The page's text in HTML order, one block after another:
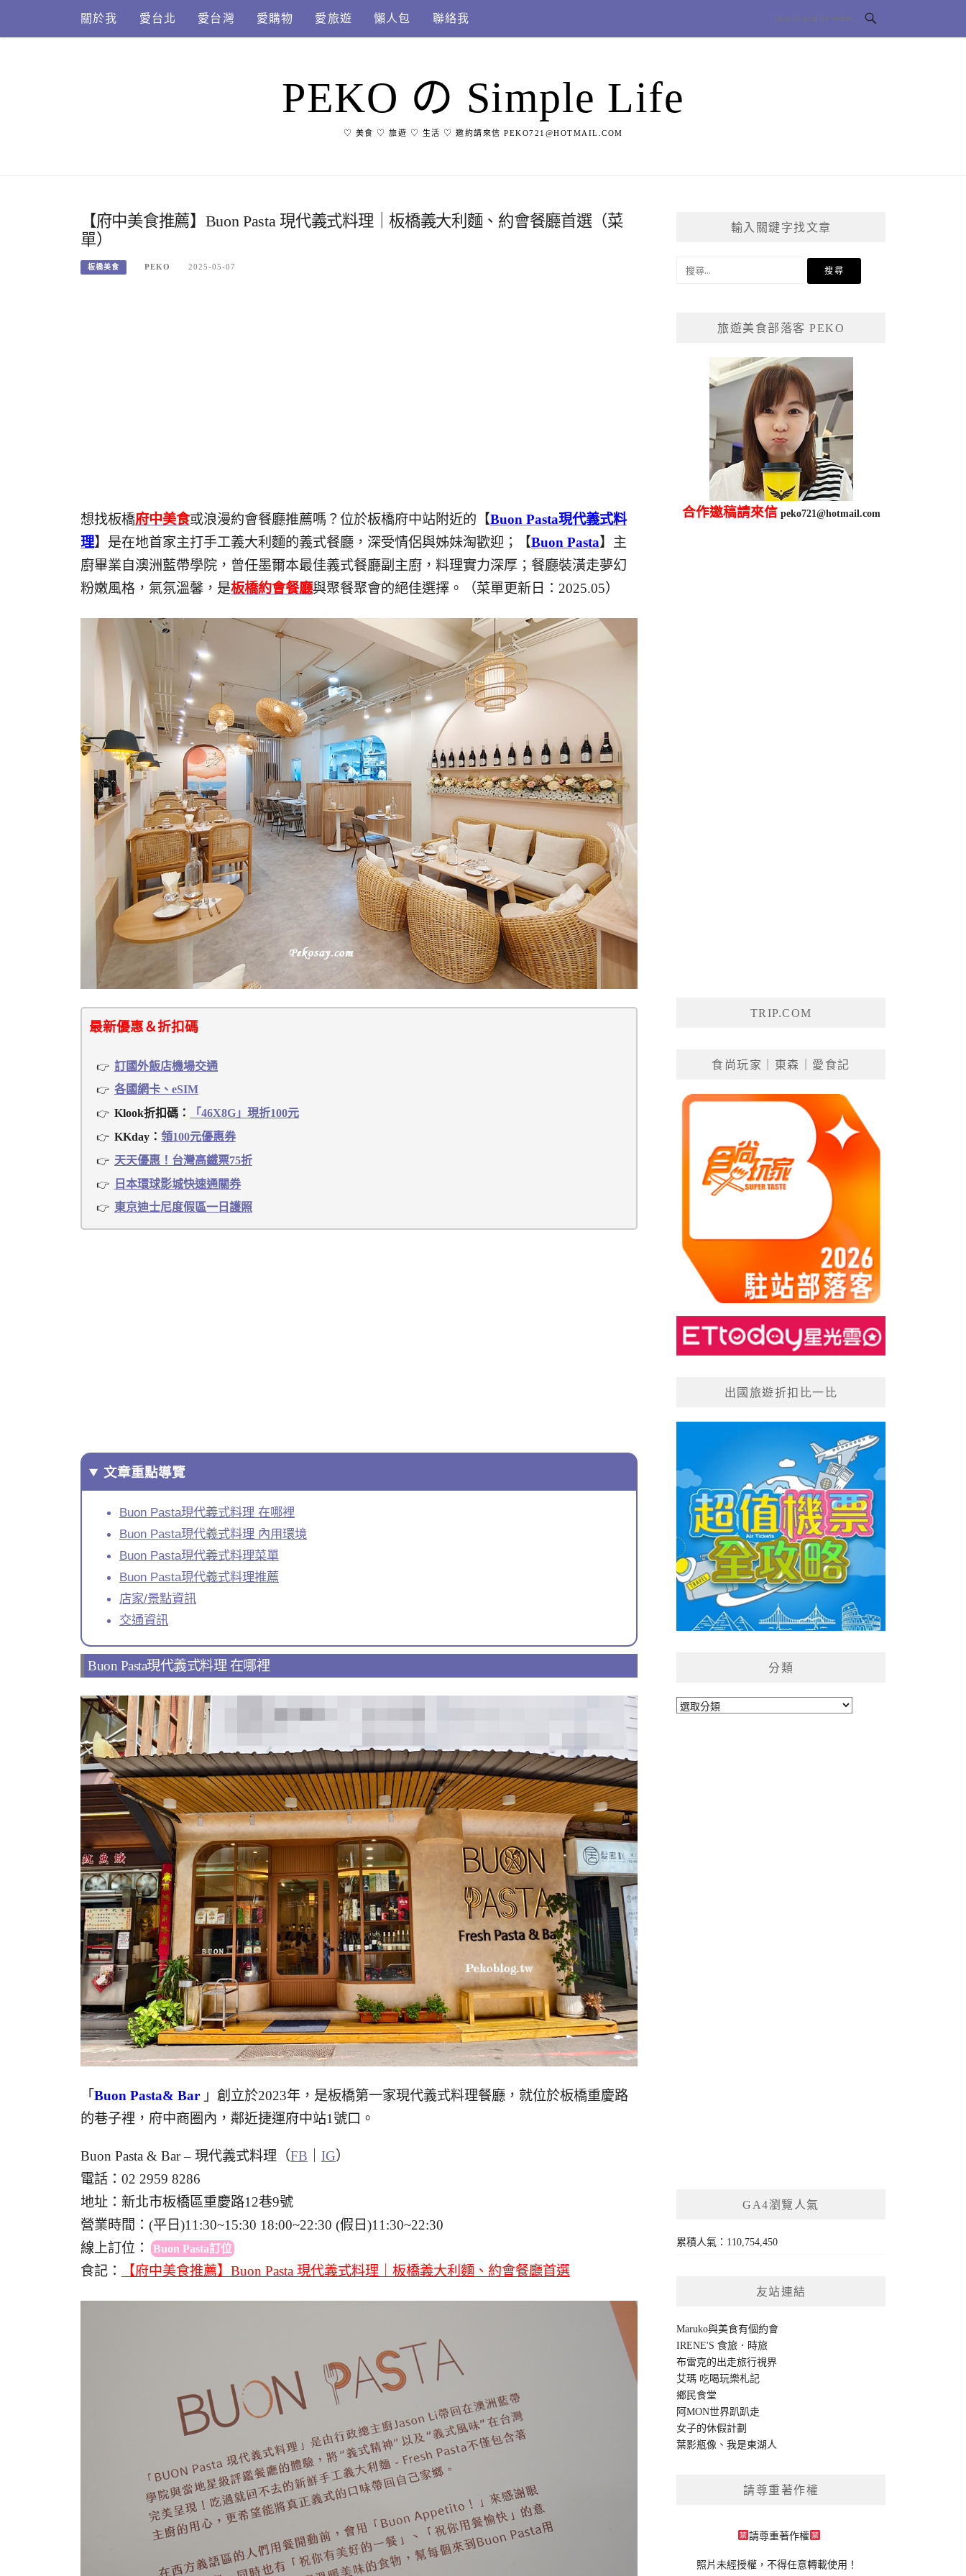
content
關於我 愛台北 愛台灣 愛購物 愛旅遊 懶人包 聯絡我
PEKO の Simple Life
♡ 美食 ♡ 旅遊 ♡ 生活 ♡ 邀約請來信 PEKO721@HOTMAIL.COM
【府中美食推薦】Buon Pasta 現代義式料理｜板橋義大利麵、約會餐廳首選（菜
單）
板橋美食 PEKO 2025-05-07
想找板橋府中美食或浪漫約會餐廳推薦嗎？位於板橋府中站附近的【Buon Pasta現代義式料
理】是在地首家主打手工義大利麵的義式餐廳，深受情侶與姊妹淘歡迎；【Buon Pasta】主
廚畢業自澳洲藍帶學院，曾任墨爾本最佳義式餐廳副主廚，料理實力深厚；餐廳裝潢走夢幻
粉嫩風格，氣氛溫馨，是板橋約會餐廳與聚餐聚會的絕佳選擇。（菜單更新日：2025.05）
最新優惠＆折扣碼
訂國外飯店機場交通
各國網卡、eSIM
Klook折扣碼：
「46X8G」現折100元
KKday： 領100元優惠券
天天優惠！台灣高鐵票75折
日本環球影城快速通關券
東京迪士尼度假區一日護照
文章重點導覽
Buon Pasta現代義式料理 在哪裡
Buon Pasta現代義式料理 內用環境
Buon Pasta現代義式料理菜單
Buon Pasta現代義式料理推薦
店家/景點資訊
交通資訊
Buon Pasta現代義式料理 在哪裡
「 Buon Pasta& Bar 」創立於2023年，是板橋第一家現代義式料理餐廳，就位於板橋重慶路
的巷子裡，府中商圈內，鄰近捷運府中站1號口。
Buon Pasta & Bar – 現代義式料理（FB IG）
電話：02 2959 8286
地址：新北市板橋區重慶路12巷9號
營業時間：(平日)11:30~15:30 18:00~22:30 (假日)11:30~22:30
線上訂位 ： Buon Pasta訂位
食記： 【府中美食推薦】Buon Pasta 現代義式料理｜板橋義大利麵、約會餐廳首選
輸入關鍵字找文章
旅遊美食部落客 PEKO
合作邀稿請來信 peko721@hotmail.com
TRIP.COM
食尚玩家｜東森｜愛食記
出國旅遊折扣比一比
分類
分
GA4瀏覽人氣
累積人氣：110,754,450
友站連結
Maruko與美食有個約會
IRENE'S 食旅．時旅
布雷克的出走旅行視界
艾瑪 吃喝玩樂札記
鄉民食堂
阿MON世界趴趴走
女子的休假計劃
葉影瓶像 、我是東湖人
請尊重著作權
請尊重著作權
照片未經授權，不得任意轉載使用！